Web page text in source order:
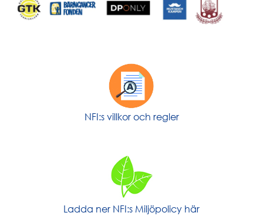
NFI:s villkor och regler
Ladda ner NFI:s Miljöpolicy här